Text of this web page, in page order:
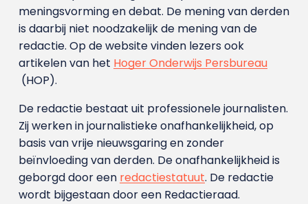
meningsvorming en debat. De mening van derden
is daarbij niet noodzakelijk de mening van de
redactie. Op de website vinden lezers ook
artikelen van het Hoger Onderwijs Persbureau
(HOP).
De redactie bestaat uit professionele journalisten.
Zij werken in journalistieke onafhankelijkheid, op
basis van vrije nieuwsgaring en zonder
beïnvloeding van derden. De onafhankelijkheid is
geborgd door een redactiestatuut. De redactie
wordt bijgestaan door een Redactieraad.